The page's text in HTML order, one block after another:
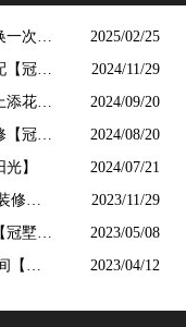
一次用
2025/02/25
【冠墅
2024/11/29
添花
2024/09/20
【冠墅
2024/08/20
】 2024/07/21
吗?
2023/11/29
墅阳
2023/05/08
2023/04/12